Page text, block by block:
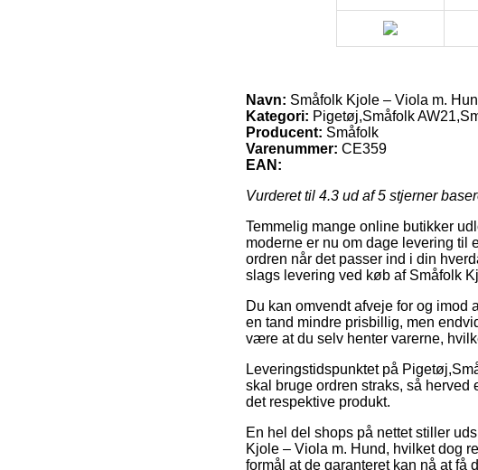
Navn: Småfolk Kjole – Viola m.
Kategori: Pigetøj,Småfolk
Producent: Småfolk
Varenummer: CE359
EAN:
Vurderet til 4.3 ud af 5 stjerner
Temmelig mange online butikker
moderne er nu om dage levering til
ordren når det passer ind i din
slags levering ved køb af Småfolk
Du kan omvendt afveje for og imod
en tand mindre prisbillig, men
være at du selv henter varerne,
Leveringstidspunktet på
skal bruge ordren straks, så herved
det respektive produkt.
En hel del shops på nettet stiller
Kjole – Viola m. Hund, hvilket dog
formål at de garanteret kan nå at få